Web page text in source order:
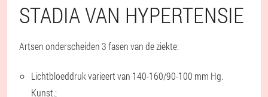
STADIA VAN HYPERTENSIE
Artsen onderscheiden 3 fasen van de ziekte:
Lichtbloeddruk varieert van 140-160/90-100 mm Hg.
Kunst.;